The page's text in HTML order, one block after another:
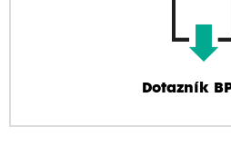
Dotazník